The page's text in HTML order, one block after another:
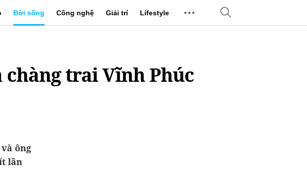
Đời sống Công nghệ Giải trí Lifestyle
trai Vĩnh Phúc
ông
lần